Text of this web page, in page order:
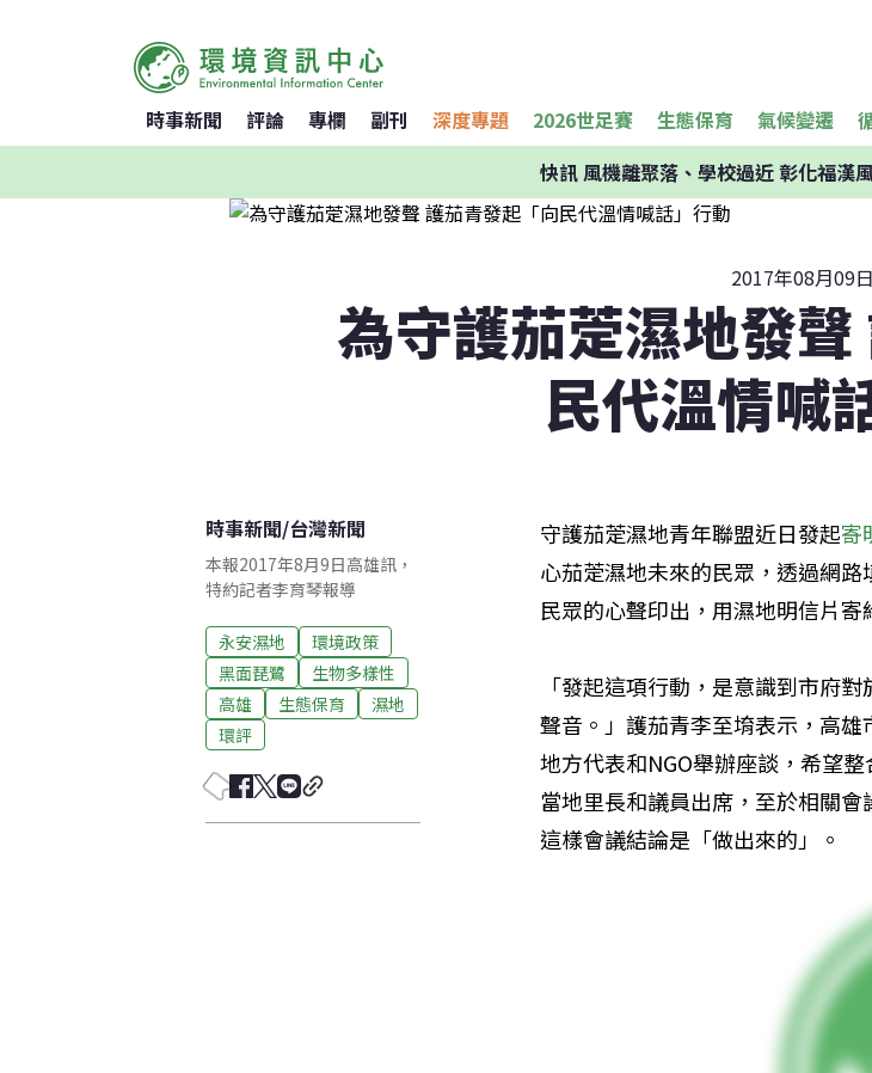
時事新聞 評論 專欄 副刊 深度專題 2026世足賽 生態保育 氣候變遷
快訊風機離聚落、學校過近 彰化福漢
2017年08月09日
為守護茄萣濕地發
民代溫情喊
時事新聞/台灣新聞
本報2017年8月9日高雄訊，
特約記者李育琴報導
永安濕地
環境政策
黑面琵鷺
生物多樣性
高雄
生態保育
濕地
環評
守護茄萣濕地青年聯盟近日發起寄
心茄萣濕地未來的民眾，透過網
民眾的心聲印出，用濕地明信片
「發起這項行動，是意識到市府
聲音。」護茄青李至堉表示，高
地方代表和NGO舉辦座談，希望
當地里長和議員出席，至於相關
這樣會議結論是「做出來的」。